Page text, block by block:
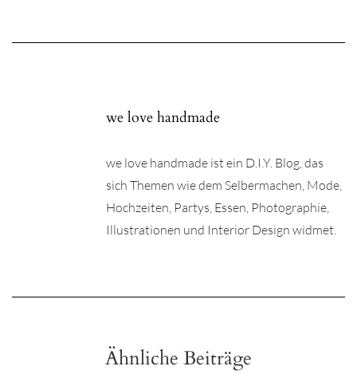
we love handmade
we love handmade ist ein D.I.Y. Blog, das
sich Themen wie dem Selbermachen, Mode,
Hochzeiten, Partys, Essen, Photographie,
Illustrationen und Interior Design widmet.
Ähnliche Beiträge